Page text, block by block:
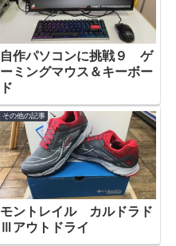
自作パソコンに挑戦９ ゲ
ーミングマウス＆キーボー
ド
その他の記事
モントレイル カルドラド
Ⅲアウトドライ